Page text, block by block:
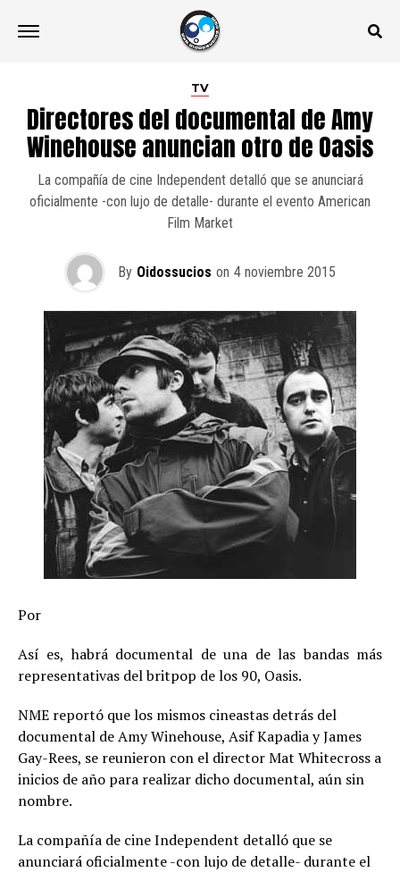
TV
Directores del documental de Amy
Winehouse anuncian otro de Oasis
La compañía de cine Independent detalló que se anunciará
oficialmente -con lujo de detalle- durante el evento American
Film Market
By Oidossucios on 4 noviembre 2015
Por
Así es, habrá documental de una de las bandas más
representativas del britpop de los 90, Oasis.
NME reportó que los mismos cineastas detrás del
documental de Amy Winehouse, Asif Kapadia y James
Gay-Rees, se reunieron con el director Mat Whitecross a
inicios de año para realizar dicho documental, aún sin
nombre.
La compañía de cine Independent detalló que se
anunciará oficialmente -con lujo de detalle- durante el